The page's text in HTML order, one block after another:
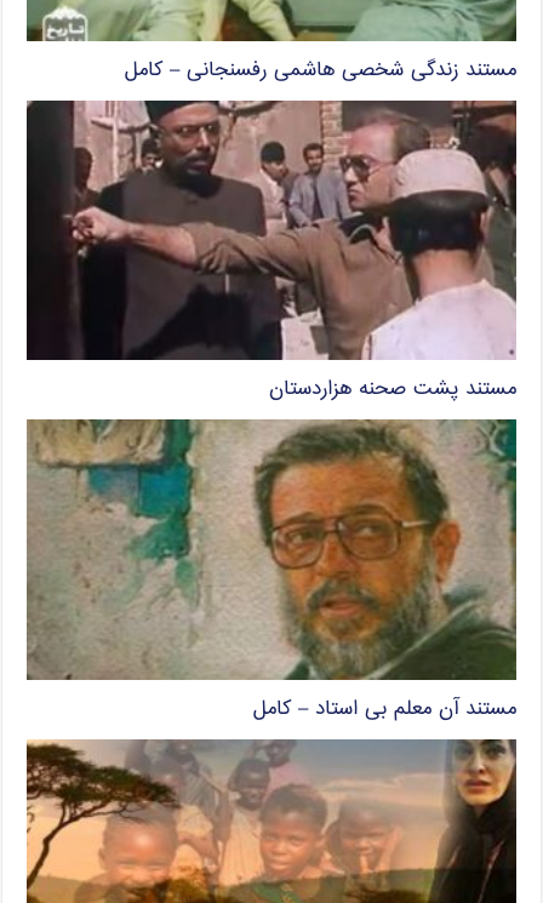
مستند زندگی شخصی هاشمی رفسنجانی – کامل
مستند پشت صحنه هزاردستان
مستند آن معلم بی استاد – کامل